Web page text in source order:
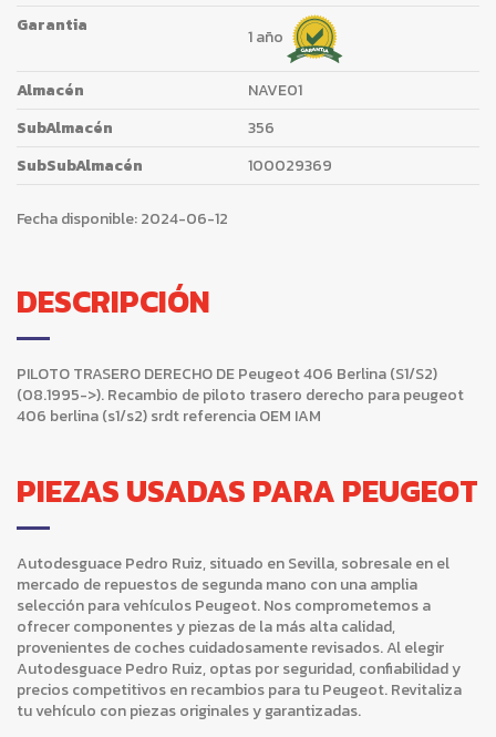
Garantia
1 año
Almacén
NAVE01
SubAlmacén
356
SubSubAlmacén
100029369
Fecha disponible:2024-06-12
DESCRIPCIÓN
PILOTO TRASERO DERECHO DE Peugeot 406 Berlina (S1/S2)
(08.1995->). Recambio de piloto trasero derecho para peugeot
406 berlina (s1/s2) srdt referencia OEM IAM
PIEZAS USADAS PARA PEUGEOT
Autodesguace Pedro Ruiz, situado en Sevilla, sobresale en el
mercado de repuestos de segunda mano con una amplia
selección para vehículos Peugeot. Nos comprometemos a
ofrecer componentes y piezas de la más alta calidad,
provenientes de coches cuidadosamente revisados. Al elegir
Autodesguace Pedro Ruiz, optas por seguridad, confiabilidad y
precios competitivos en recambios para tu Peugeot. Revitaliza
tu vehículo con piezas originales y garantizadas.